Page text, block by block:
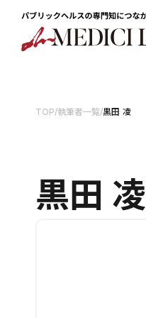
TOP/執筆者一覧/黒田 凌
黒田 凌